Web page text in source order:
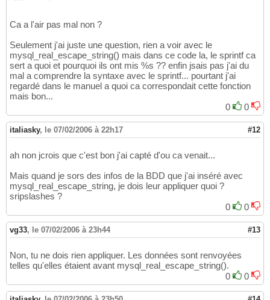
14
16
17
18
19
20
21
23
24
26
}
// Connexion
$link = mysql_connect('mysql_host ', '
OR die(mysql_error());
// Fabrication d'une requête sécurisée
$query = sprintf
"SELECT * FROM users
quote_smart($_POST['password']));
?>
Ca a l'air pas mal non ?
Seulement j'ai juste une question, rien a voir avec le
mysql_real_escape_string() mais dans ce code la, le sprintf ca
sert a quoi et pourquoi ils ont mis %s ?? enfin jsais pas j'ai du
mal a comprendre la syntaxe avec le sprintf... pourtant j'ai
regardé dans le manuel a quoi ca correspondait cette fonction
mais bon...
0
0
italiasky, le 07/02/2006 à 22h17 #12
ah non jcrois que c'est bon j'ai capté d'ou ca venait...
Mais quand je sors des infos de la BDD que j'ai inséré avec
mysql_real_escape_string, je dois leur appliquer quoi ?
sripslashes ?
0
0
vg33, le 07/02/2006 à 23h44 #13
Non, tu ne dois rien appliquer. Les données sont renvoyées
telles qu'elles étaient avant mysql_real_escape_string().
0
0